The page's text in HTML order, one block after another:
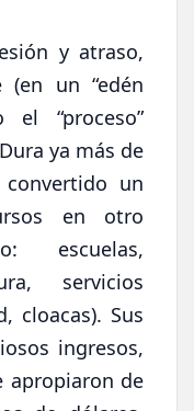
y atraso,
un “edén
el “proceso”
ya más de
un
en otro
escuelas,
servicios
cloacas). Sus
ingresos,
apropiaron de